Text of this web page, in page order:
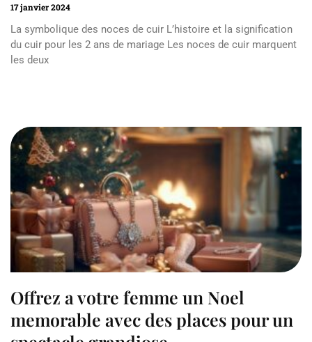
17 janvier 2024
La symbolique des noces de cuir L’histoire et la signification
du cuir pour les 2 ans de mariage Les noces de cuir marquent
les deux
Offrez a votre femme un Noel
memorable avec des places pour un